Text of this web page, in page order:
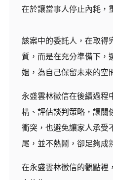
在於讓當事人停止內耗，
該案中的委託人，在取得
質，而是在充分準備下，
姻，為自己保留未來的空
永盛雲林徵信在後續過程
構、評估談判策略，讓關
衝突，也避免讓家人承受
尾，並不熱鬧，卻足夠成
在永盛雲林徵信的觀點裡